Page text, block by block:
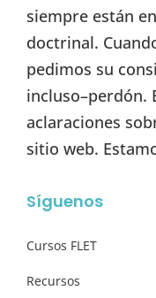
siempre están
doctrinal.
pedimos su
incluso–perdón.
aclaraciones
sitio web.
Síguenos
Cursos FLET
Recursos